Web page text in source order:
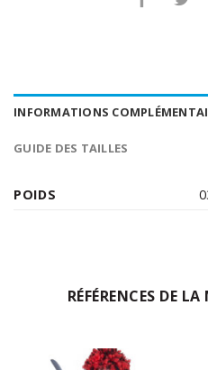
INFORMATIONS
GUIDE DES TAILLES
POIDS
RÉFÉRENCES DE